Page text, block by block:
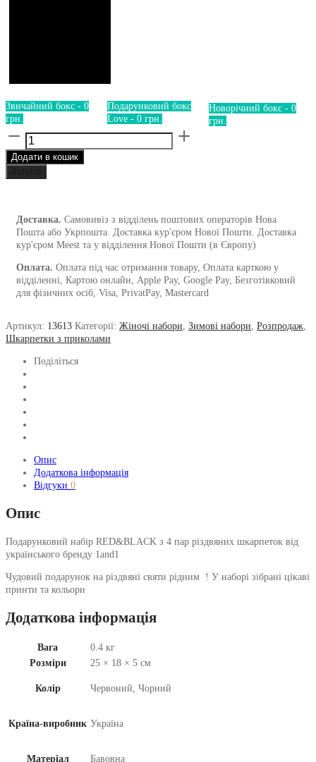
Звичайний бокс - 0
грн.
Подарунковий бокс
Love - 0 грн.
Новорічний бокс - 0
грн.
Різдвяний
набір
від
утеплених
BLACK
and
кількість
Додати в кошик
Доставка. Самовивіз з відділень поштових операторів Нова
Пошта або Укрпошта. Доставка кур'єром Нової Пошти. Доставка
кур'єром Meest та у відділення Нової Пошти (в Європу)
Оплата. Оплата під час отримання товару, Оплата карткою у
відділенні, Картою онлайн, Apple Pay, Google Pay, Безготівковий
для фізичних осіб, Visa, PrivatPay, Mastercard
Артикул: 13613 Категорії: Жіночі набори Зимові набори Розпродаж
Шкарпетки з приколами
Поділіться
Опис
Додаткова інформація
Відгуки 0
Опис
Подарунковий набір RED&BLACK з 4 пар різдвяних шкарпеток від
українського бренду 1and1
Чудовий подарунок на різдвяні святи рідним ! У наборі зібрані цікаві
принти та кольори
Додаткова інформація
Вага
0.4 кг
Розміри
25 × 18 × 5 см
Колір Червоний, Чорний
Країна-виробник Україна
Матеріал Бавовна